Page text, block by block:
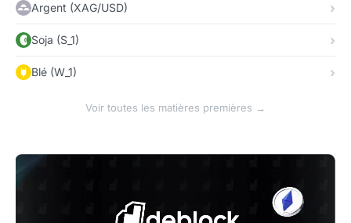
Argent (XAG/USD)
Soja (S_1)
Blé (W_1)
Voir toutes les matières premières →